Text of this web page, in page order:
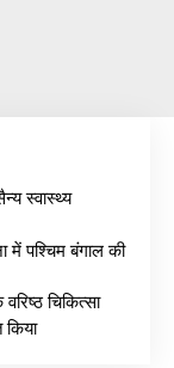
स्वास्थ्य
में पश्चिम बंगाल की
चिकित्सा